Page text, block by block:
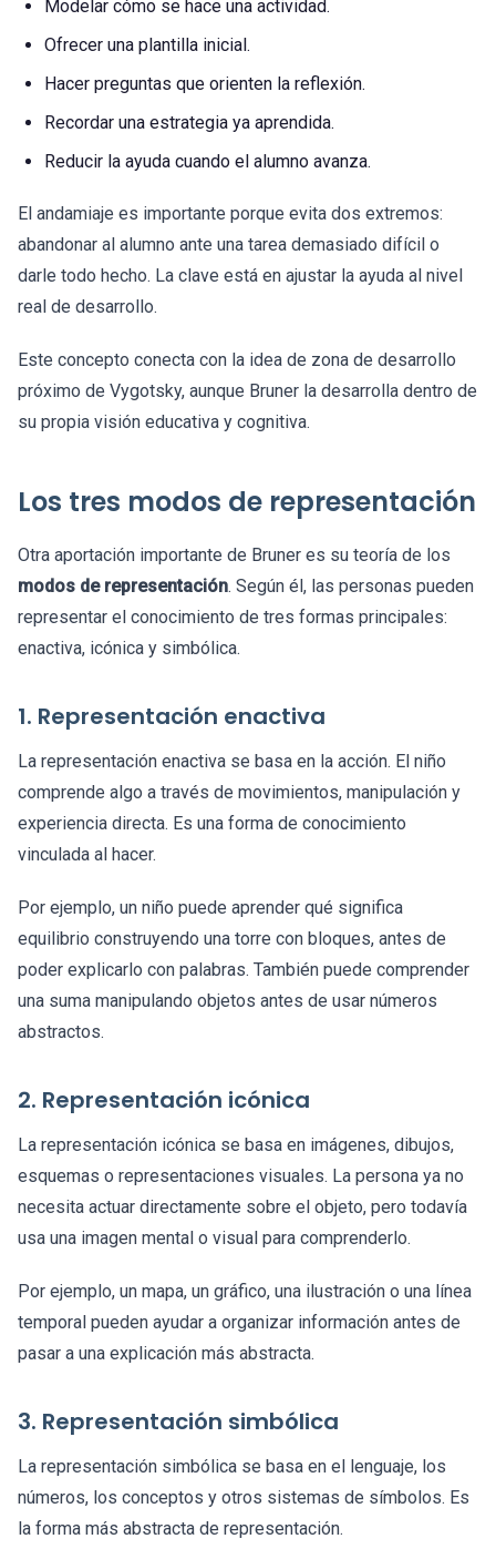
Modelar cómo se hace una actividad.
Ofrecer una plantilla inicial.
Hacer preguntas que orienten la reflexión.
Recordar una estrategia ya aprendida.
Reducir la ayuda cuando el alumno avanza.
El andamiaje es importante porque evita dos extremos:
abandonar al alumno ante una tarea demasiado difícil o
darle todo hecho. La clave está en ajustar la ayuda al nivel
real de desarrollo.
Este concepto conecta con la idea de zona de desarrollo
próximo de Vygotsky, aunque Bruner la desarrolla dentro de
su propia visión educativa y cognitiva.
Los tres modos de representación
Otra aportación importante de Bruner es su teoría de los
modos de representación. Según él, las personas pueden
representar el conocimiento de tres formas principales:
enactiva, icónica y simbólica.
1. Representación enactiva
La representación enactiva se basa en la acción. El niño
comprende algo a través de movimientos, manipulación y
experiencia directa. Es una forma de conocimiento
vinculada al hacer.
Por ejemplo, un niño puede aprender qué significa
equilibrio construyendo una torre con bloques, antes de
poder explicarlo con palabras. También puede comprender
una suma manipulando objetos antes de usar números
abstractos.
2. Representación icónica
La representación icónica se basa en imágenes, dibujos,
esquemas o representaciones visuales. La persona ya no
necesita actuar directamente sobre el objeto, pero todavía
usa una imagen mental o visual para comprenderlo.
Por ejemplo, un mapa, un gráfico, una ilustración o una línea
temporal pueden ayudar a organizar información antes de
pasar a una explicación más abstracta.
3. Representación simbólica
La representación simbólica se basa en el lenguaje, los
números, los conceptos y otros sistemas de símbolos. Es
la forma más abstracta de representación.